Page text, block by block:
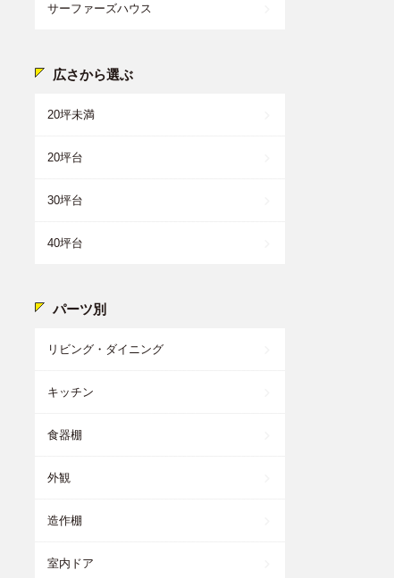
サーファーズハウス
広さから選ぶ
20坪未満
20坪台
30坪台
40坪台
パーツ別
リビング・ダイニング
キッチン
食器棚
外観
造作棚
室内ドア